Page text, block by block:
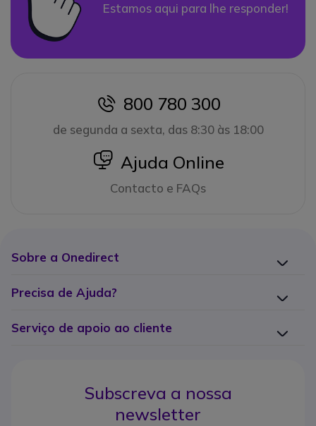
Estamos aqui para lhe responder!
icon
800 780 300
de segunda a sexta, das 8:30 às 18:00
icon
Ajuda Online
Contacto e FAQs
Sobre a Onedirect
Precisa de Ajuda?
Serviço de apoio ao cliente
Subscreva a nossa
newsletter